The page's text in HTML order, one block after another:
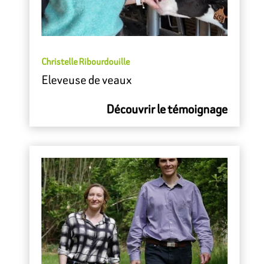
Christelle Ribourdouille
Eleveuse de veaux
Découvrir le témoignage